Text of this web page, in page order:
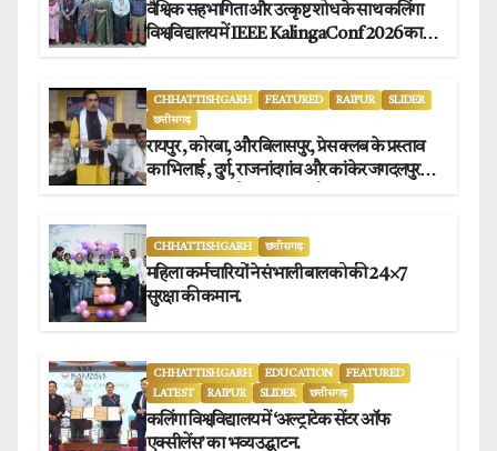
वैश्विक सहभागिता और उत्कृष्ट शोध के साथ कलिंगा
विश्वविद्यालय में IEEE KalingaConf 2026 का
CHHATTISHGARH FEATURED RAIPUR
SLIDER
छत्तीसगढ़
रायपुर , कोरबा, और बिलासपुर, प्रेस क्लब के प्रस्ताव
का भिलाई , दुर्ग, राजनांदगांव और कांकेर जगदलपुर
CHHATTISHGARH छत्तीसगढ़
महिला कर्मचारियों ने संभाली बालको की 24×7
सुरक्षा की कमान.
CHHATTISHGARH EDUCATION
FEATURED
LATEST
RAIPUR SLIDER छत्तीसगढ़
कलिंगा विश्वविद्यालय में ‘अल्ट्राटेक सेंटर ऑफ
एक्सीलेंस’ का भव्य उद्घाटन.